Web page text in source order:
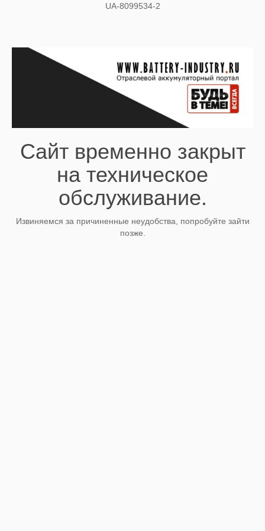
UA-8099534-2
Сайт временно закрыт
на техническое
обслуживание.
Извиняемся за причиненные неудобства, попробуйте зайти
позже.